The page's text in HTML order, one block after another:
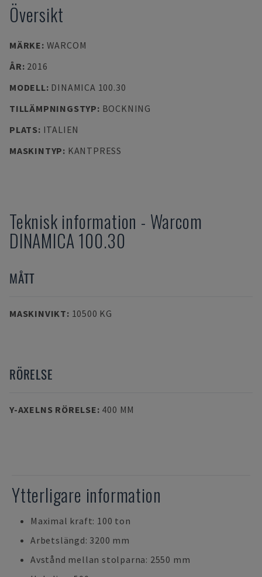
Översikt
MÄRKE: WARCOM
ÅR: 2016
MODELL: DINAMICA 100.30
TILLÄMPNINGSTYP: BOCKNING
PLATS: ITALIEN
MASKINTYP: KANTPRESS
Teknisk information - Warcom
DINAMICA 100.30
MÅTT
MASKINVIKT: 10500 KG
RÖRELSE
Y-AXELNS RÖRELSE: 400 MM
Ytterligare information
Maximal kraft: 100 ton
Arbetslängd: 3200 mm
Avstånd mellan stolparna: 2550 mm